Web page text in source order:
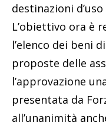
destinazioni
L’obiettivo ora è
l’elenco dei beni
proposte delle
l’approvazione
presentata da
all’unanimità